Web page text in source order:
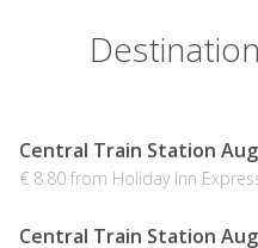
Central Train Station
€ 8.80 from Holiday Inn
Central Train Station